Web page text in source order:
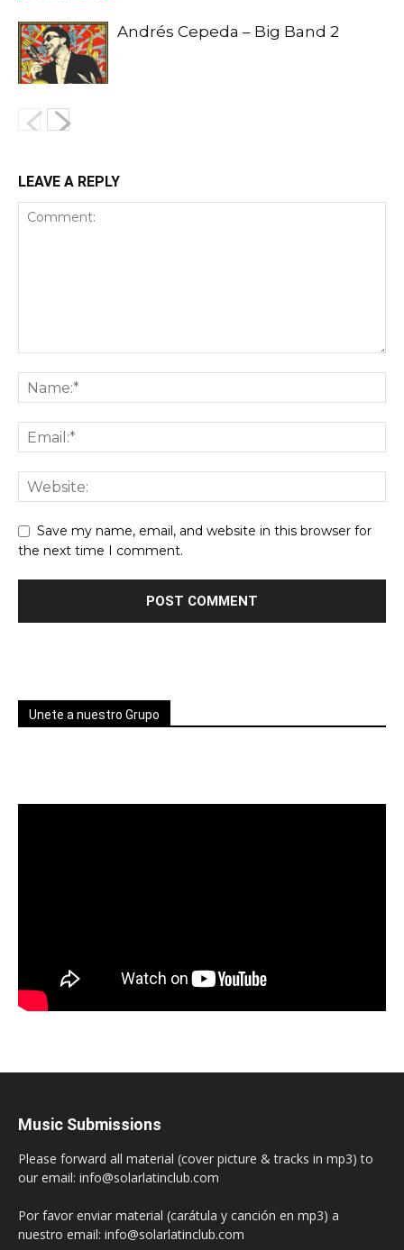
Andrés Cepeda – Big Band 2
LEAVE A REPLY
Save my name, email, and website in this browser for
the next time I comment.
Unete a nuestro Grupo
Music Submissions
Please forward all material (cover picture & tracks in mp3) to
our email: info@solarlatinclub.com
Por favor enviar material (carátula y canción en mp3) a
nuestro email: info@solarlatinclub.com